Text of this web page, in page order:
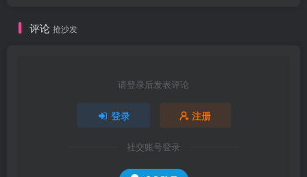
评论 抢沙发
请登录后发表评论
登录 注册
社交账号登录